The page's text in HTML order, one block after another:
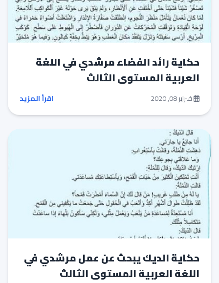
حكاية رائد الفضاء مرشدي في اللغة
العربية المستوى الثالث
فبراير 08, 2020 اقرأ المزيد
حكاية الديك يبحث عن عمل مرشدي في
اللغة العربية المستوى الثالث